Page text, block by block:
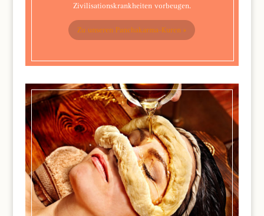
Zivilisationskrankheiten vorbeugen.
Zu unseren Panchakarma-Kuren »